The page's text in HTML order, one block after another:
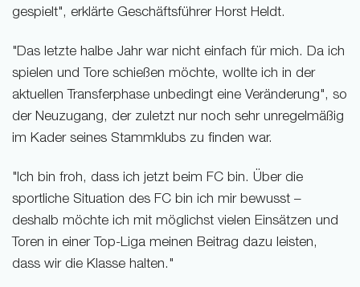
gespielt", erklärte Geschäftsführer Horst Heldt.
"Das letzte halbe Jahr war nicht einfach für mich. Da ich
spielen und Tore schießen möchte, wollte ich in der
aktuellen Transferphase unbedingt eine Veränderung", so
der Neuzugang, der zuletzt nur noch sehr unregelmäßig
im Kader seines Stammklubs zu finden war.
"Ich bin froh, dass ich jetzt beim FC bin. Über die
sportliche Situation des FC bin ich mir bewusst –
deshalb möchte ich mit möglichst vielen Einsätzen und
Toren in einer Top-Liga meinen Beitrag dazu leisten,
dass wir die Klasse halten."